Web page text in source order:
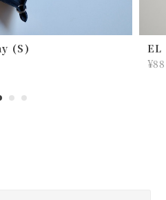
です！
たのですね〜！ いろ
しっくりきてくれて
(S)
EL